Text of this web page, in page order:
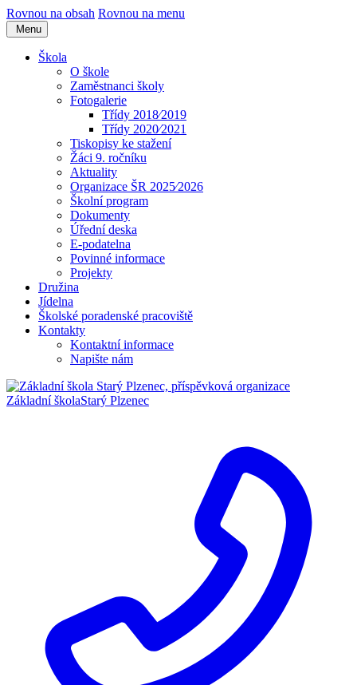
Rovnou na obsah Rovnou na menu
Menu
Škola
O škole
Zaměstnanci školy
Fotogalerie
Třídy 2018⁄2019
Třídy 2020⁄2021
Tiskopisy ke stažení
Žáci 9. ročníku
Aktuality
Organizace ŠR 2025⁄2026
Školní program
Dokumenty
Úřední deska
E-podatelna
Povinné informace
Projekty
Družina
Jídelna
Školské poradenské pracoviště
Kontakty
Kontaktní informace
Napište nám
Základní školaStarý Plzenec